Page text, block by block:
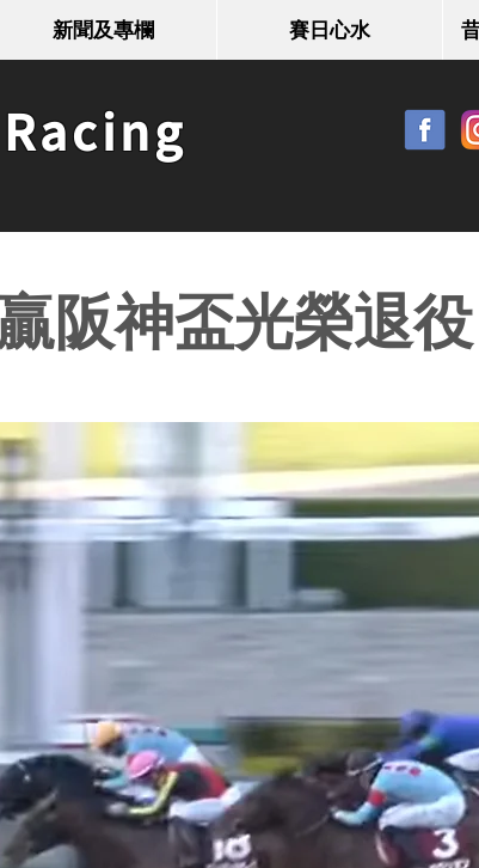
新聞及專欄 賽日心水
阪神盃光榮退役